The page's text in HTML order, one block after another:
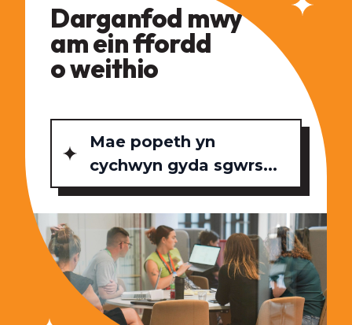
Darganfod mwy
am ein ffordd
o weithio
Mae popeth yn
cychwyn gyda sgwrs...